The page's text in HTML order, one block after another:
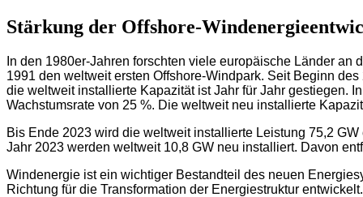
Stärkung der Offshore-
In den 1980er-Jahren forschten viele europäische Länder
1991 den weltweit ersten Offshore-Windpark. Seit Beginn
die weltweit installierte Kapazität ist Jahr für Jahr gestiegen.
Wachstumsrate von 25 %. Die weltweit neu installierte
Bis Ende 2023 wird die weltweit installierte Leistung 75,2
Jahr 2023 werden weltweit 10,8 GW neu installiert. Davon
Windenergie ist ein wichtiger Bestandteil des neuen
Richtung für die Transformation der Energiestruktur entwickelt.